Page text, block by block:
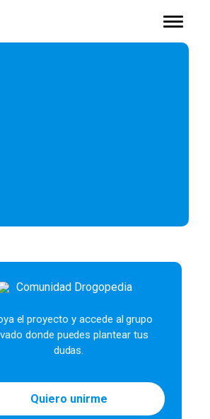
el proyecto y accede al grupo
donde puedes plantear tus
dudas.
Quiero unirme